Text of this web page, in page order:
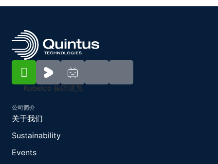
Kobelco 集团成员
公司简介
关于我们
Sustainability
Events